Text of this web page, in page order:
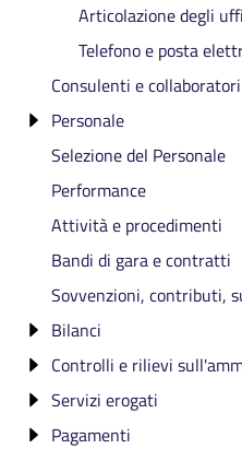
Articolazione degli
Telefono e posta
Consulenti e collaboratori
Personale
Incarico di Direttore
Titolari di incarichi
Selezione del Personale
Performance
Attività e procedimenti
Bandi di gara e contratti
Sovvenzioni, contributi,
Bilanci
Bilancio preventivo e
Controlli e rilievi
Organo di controllo
Organi di revisione
Servizi erogati
Carta dei Servizi e
Pagamenti